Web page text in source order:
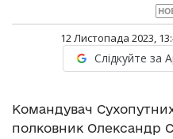
12 Листопада 2023,
Слідкуйте за
Командувач
полковник Олександр